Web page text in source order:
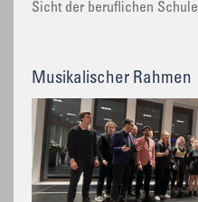
Sicht der beruflichen
Musikalischer Rahmen